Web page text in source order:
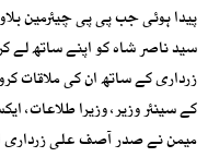
پیدا ہوئی جب پی پی چیئرمین
سید ناصر شاہ کو اپنے ساتھ لے
زرداری کے ساتھ ان کی ملاقات
کے سینئر وزیر، وزیرا طلاعات،
میمن نے صدر آصف علی زرداری